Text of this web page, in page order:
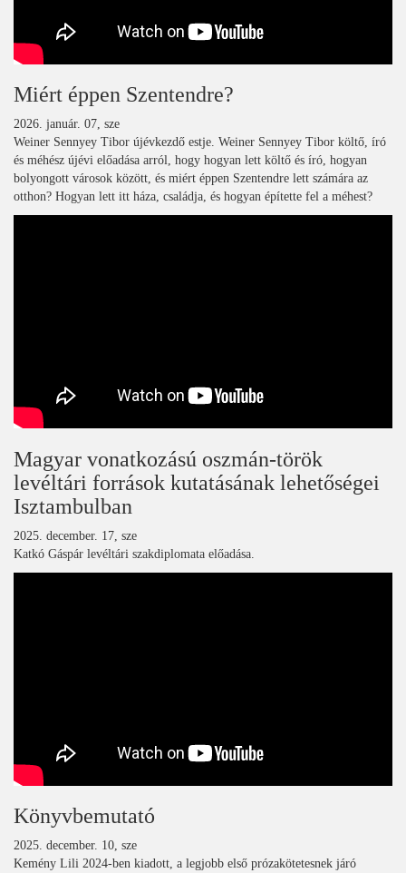
Miért éppen Szentendre?
2026. január. 07, sze
Weiner Sennyey Tibor újévkezdő estje. Weiner Sennyey Tibor költő, író
és méhész újévi előadása arról, hogy hogyan lett költő és író, hogyan
bolyongott városok között, és miért éppen Szentendre lett számára az
otthon? Hogyan lett itt háza, családja, és hogyan építette fel a méhest?
Magyar vonatkozású oszmán-török
levéltári források kutatásának lehetőségei
Isztambulban
2025. december. 17, sze
Katkó Gáspár levéltári szakdiplomata előadása.
Könyvbemutató
2025. december. 10, sze
Kemény Lili 2024-ben kiadott, a legjobb első prózakötetesnek járó